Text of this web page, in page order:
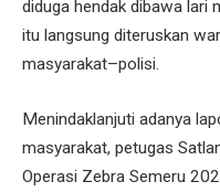
diduga hendak dibawa lari
itu langsung diteruskan
masyarakat–polisi.
Menindaklanjuti adanya
masyarakat, petugas
Operasi Zebra Semeru